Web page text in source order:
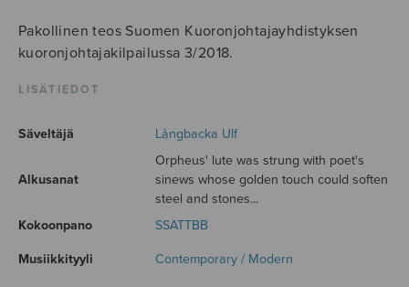
Pakollinen teos Suomen Kuoronjohtajayhdistyksen
kuoronjohtajakilpailussa 3/2018.
LISÄTIEDOT
Säveltäjä Långbacka Ulf
Alkusanat
Orpheus' lute was strung with poet's
sinews whose golden touch could soften
steel and stones...
Kokoonpano
SSATTBB
Musiikkityyli Contemporary / Modern